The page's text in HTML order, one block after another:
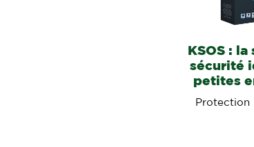
KSOS :
sécurité
petites
Protection